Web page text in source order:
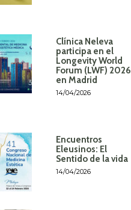
Clínica Neleva
participa en el
Longevity World
Forum (LWF) 2026
en Madrid
14/04/2026
Encuentros
Eleusinos: El
Sentido de la vida
14/04/2026